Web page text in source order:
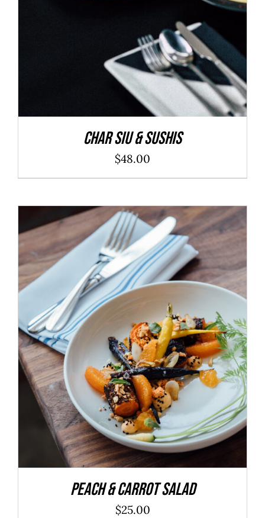
Char Siu & Sushis
$48.00
ADD TO CART / DÉTAILS
Peach & Carrot Salad
$25.00